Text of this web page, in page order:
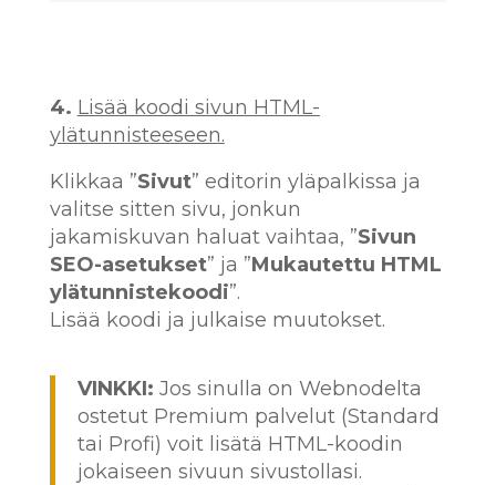
4. Lisää koodi sivun HTML-
ylätunnisteeseen.
Klikkaa ”Sivut” editorin yläpalkissa ja
valitse sitten sivu, jonkun
jakamiskuvan haluat vaihtaa, ”Sivun
SEO-asetukset” ja ”Mukautettu HTML
ylätunnistekoodi”.
Lisää koodi ja julkaise muutokset.
VINKKI: Jos sinulla on Webnodelta
ostetut Premium palvelut (Standard
tai Profi) voit lisätä HTML-koodin
jokaiseen sivuun sivustollasi.